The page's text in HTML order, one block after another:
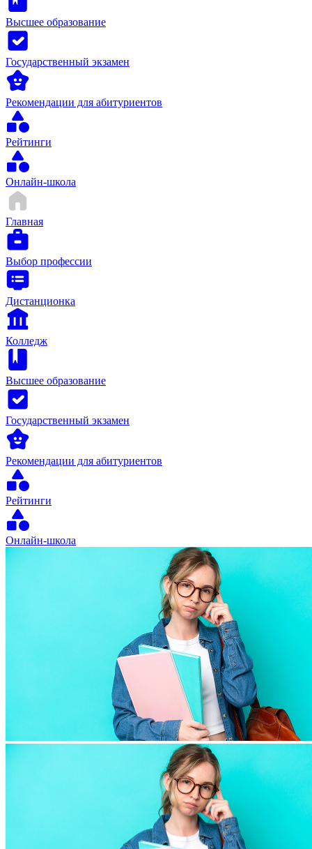
Высшее образование
Государственный экзамен
Рекомендации для абитуриентов
Рейтинги
Онлайн-школа
Главная
Выбор профессии
Дистанционка
Колледж
Высшее образование
Государственный экзамен
Рекомендации для абитуриентов
Рейтинги
Онлайн-школа